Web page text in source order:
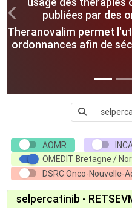
publiées par des
Theranovalim permet
ordonnances afin de
Previous
AOMR
OMEDIT Bretagne /
DSRC Onco-Nouvelle-
selpercatinib -